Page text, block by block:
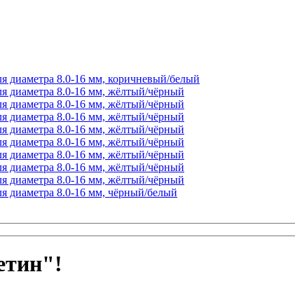
диаметра 8.0-16 мм, коричневый/белый
диаметра 8.0-16 мм, жёлтый/чёрный
диаметра 8.0-16 мм, жёлтый/чёрный
диаметра 8.0-16 мм, жёлтый/чёрный
диаметра 8.0-16 мм, жёлтый/чёрный
диаметра 8.0-16 мм, жёлтый/чёрный
диаметра 8.0-16 мм, жёлтый/чёрный
диаметра 8.0-16 мм, жёлтый/чёрный
диаметра 8.0-16 мм, жёлтый/чёрный
диаметра 8.0-16 мм, чёрный/белый